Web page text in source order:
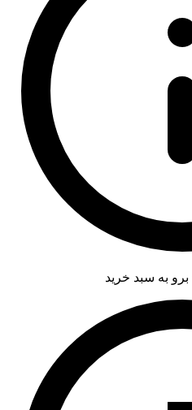
برو به سبد خرید